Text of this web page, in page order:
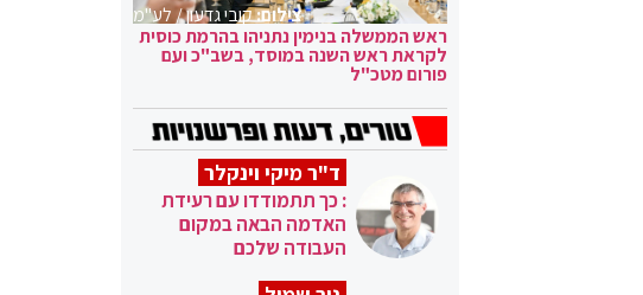
צילום:קובי גדעון / לע"מ
ראש הממשלה בנימין נתניהו בהרמת כוסית
לקראת ראש השנה במוסד, בשב"כ ועם
פורום מטכ"ל
ד"ר מיקי וינקלר
: כך תתמודדו עם רעידת
האדמה הבאה במקום
העבודה שלכם